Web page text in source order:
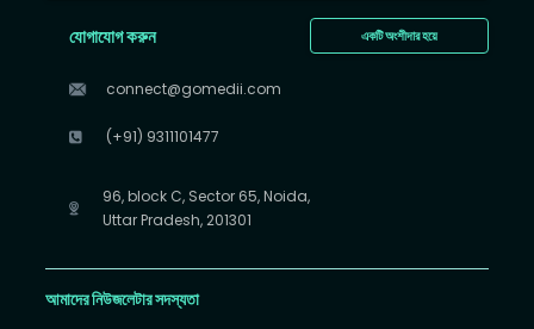
একটি অংশীদার হয়ে
যোগাযোগ করুন
connect@gomedii.com
(+91) 9311101477
96, block C, Sector 65, Noida,
Uttar Pradesh, 201301
আমাদের নিউজলেটার সদস্যতা